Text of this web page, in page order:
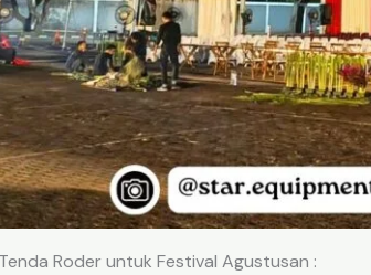
Roder untuk Festival Agustusan :